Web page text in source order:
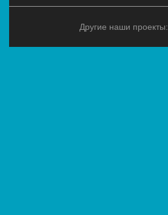
Другие наши проекты: